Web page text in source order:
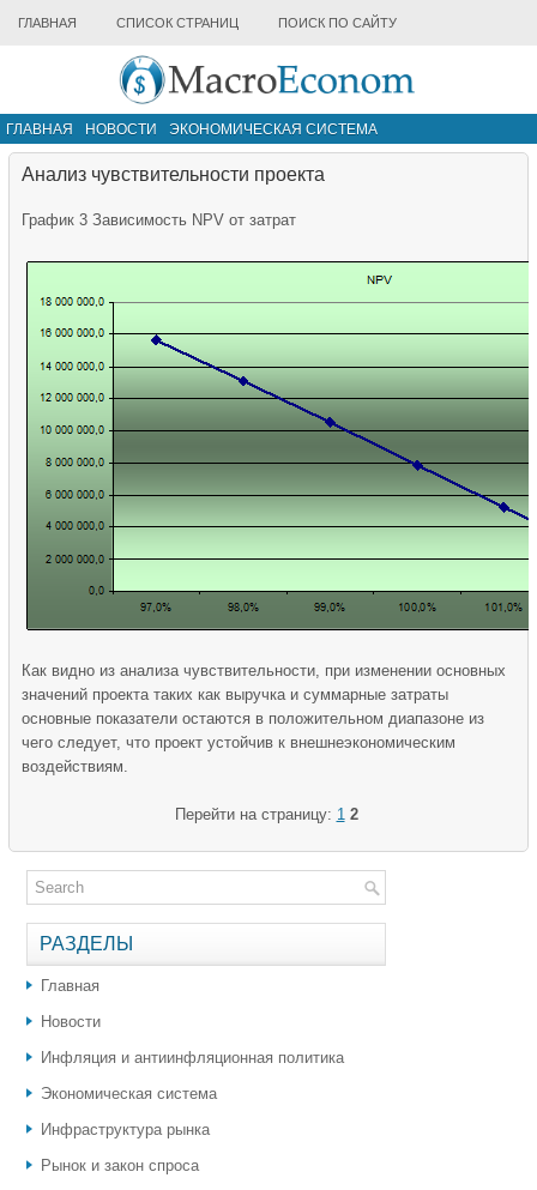
ГЛАВНАЯ СПИСОК СТРАНИЦ ПОИСК ПО САЙТУ
ГЛАВНАЯ НОВОСТИ
ЭКОНОМИЧЕСКАЯ СИСТЕМА
ИНФРАСТРУКТУРА РЫНКА
Анализ чувствительности проекта
График 3 Зависимость NPV от затрат
Как видно из анализа чувствительности, при изменении основных
значений проекта таких как выручка и суммарные затраты
основные показатели остаются в положительном диапазоне из
чего следует, что проект устойчив к внешнеэкономическим
воздействиям.
Перейти на страницу: 1 2
РАЗДЕЛЫ
Главная
Новости
Инфляция и антиинфляционная политика
Экономическая система
Инфраструктура рынка
Рынок и закон спроса